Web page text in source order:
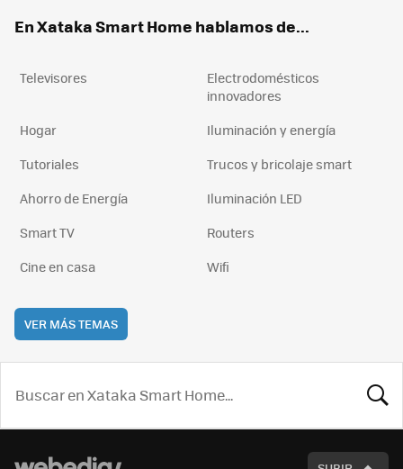
En Xataka Smart Home hablamos de...
Televisores
Electrodomésticos
innovadores
Hogar
Iluminación y energía
Tutoriales
Trucos y bricolaje smart
Ahorro de Energía
Iluminación LED
Smart TV
Routers
Cine en casa
Wifi
VER MÁS TEMAS